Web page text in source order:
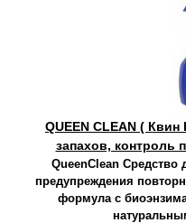
QUEEN CLEAN (
запахов, контроль
QueenClean Средство
предупреждения
формула с